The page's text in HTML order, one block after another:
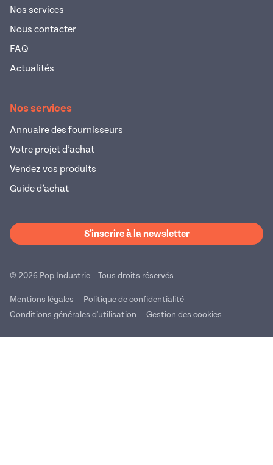
Nos services
Nous contacter
FAQ
Actualités
Nos services
Annuaire des fournisseurs
Votre projet d’achat
Vendez vos produits
Guide d’achat
S'inscrire à la newsletter
© 2026 Pop Industrie – Tous droits réservés
Mentions légales
Politique de confidentialité
Conditions générales d'utilisation
Gestion des cookies